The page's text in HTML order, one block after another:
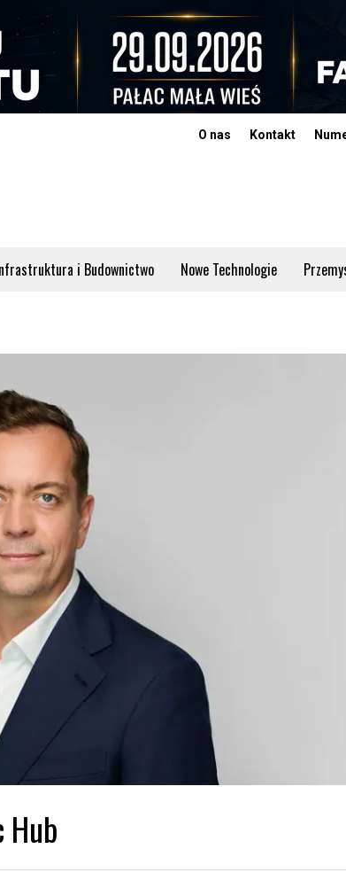
O nas Kontakt
i Budownictwo Nowe Technologie
Hub